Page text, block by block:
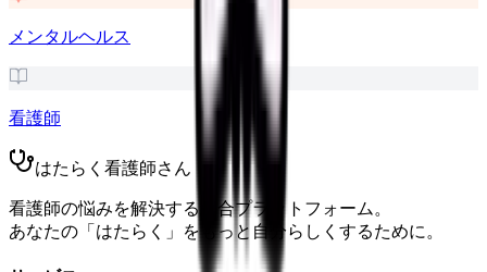
メンタルヘルス
看護師
はたらく看護師さん
看護師の悩みを解決する総合プラットフォーム。
あなたの「はたらく」をもっと自分らしくするために。